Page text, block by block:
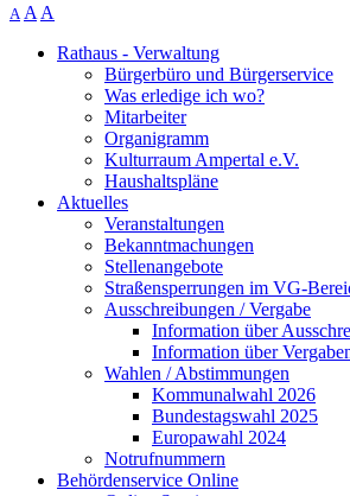
A A A
Rathaus - Verwaltung
Bürgerbüro und Bürgerservice
Was erledige ich wo?
Mitarbeiter
Organigramm
Kulturraum Ampertal e.V.
Haushaltspläne
Aktuelles
Veranstaltungen
Bekanntmachungen
Stellenangebote
Straßensperrungen im VG-
Ausschreibungen / Vergabe
Information über
Information über
Wahlen / Abstimmungen
Kommunalwahl 2026
Bundestagswahl 2025
Europawahl 2024
Notrufnummern
Behördenservice Online